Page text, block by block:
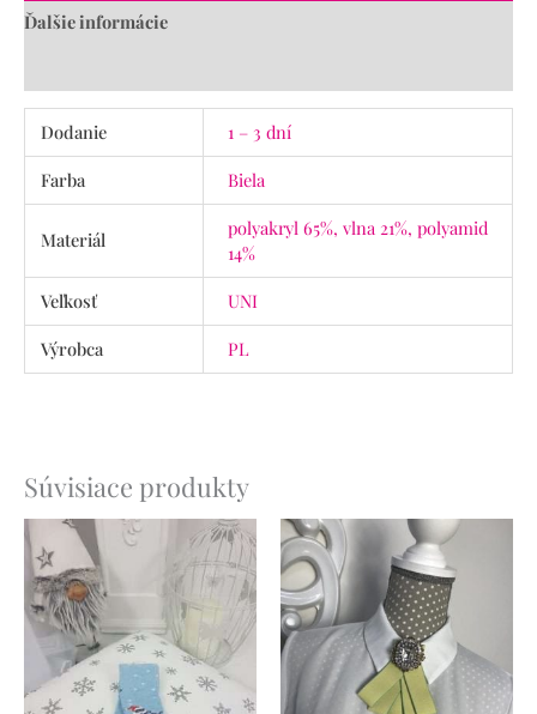
Ďalšie informácie
Dodanie
1 – 3 dní
Farba
Biela
Materiál
polyakryl 65%, vlna 21%, polyamid
14%
Veľkosť
UNI
Výrobca
PL
Súvisiace produkty